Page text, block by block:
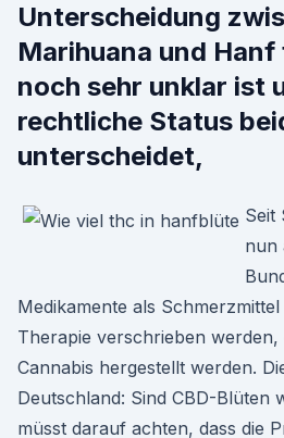
Unterscheidung
Marihuana und
noch sehr unklar ist
rechtliche Status
unterscheidet,
Seit
nun
Medikamente als
Therapie verschrieben werden,
Cannabis hergestellt werden.
Deutschland: Sind CBD-Blüten
müsst darauf achten, dass die